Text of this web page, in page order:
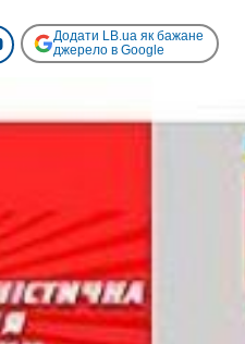
Додати LB.ua як бажане
джерело в Google